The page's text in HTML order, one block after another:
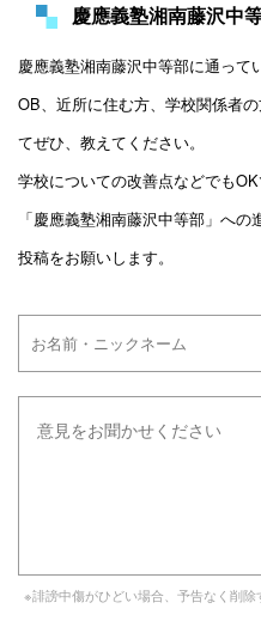
慶應義塾湘南藤沢中
慶應義塾湘南藤沢中等部に通って
OB、近所に住む方、学校関係者
てぜひ、教えてください。
学校についての改善点などでもOK
「慶應義塾湘南藤沢中等部」へ
投稿をお願いします。
※誹謗中傷がひどい場合、予告なく削除